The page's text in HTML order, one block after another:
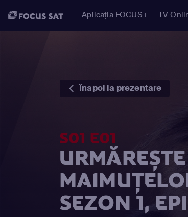
Aplicația FOCUS+ TV
Înapoi la prezentare
S01 E01
SEZON 1,